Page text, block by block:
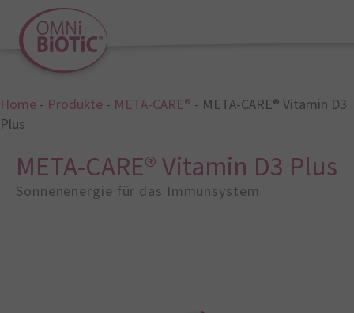
Home - Produkte - META-CARE® - META-CARE® Vitamin D3
Plus
META-CARE® Vitamin D3 Plus
Sonnenenergie für das Immunsystem